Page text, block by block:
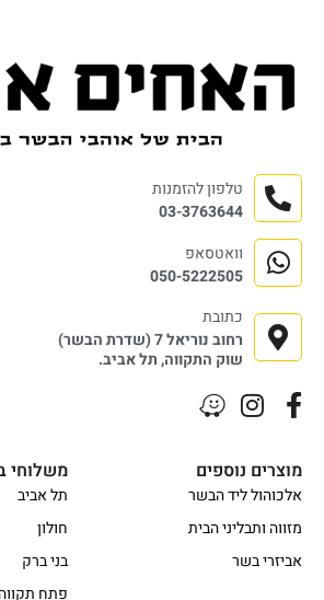
משלוחי
תל אביב
חולון
בני ברק
פתח תקווה
מוצרים נוספים
אלכוהול ליד הבשר
מזווה ותבליני הבית
אביזרי בשר
טלפון להזמנות
03-3763644
וואטסאפ
050-5222505
כתובת
רחוב נוריאל 7 (שדרת הבשר)
שוק התקווה, תל אביב.